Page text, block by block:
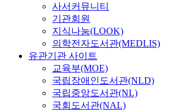
사서커뮤니티
기관회원
지식나눔(LOOK)
의학전자도서관(MEDLIS)
유관기관 사이트
교육부(MOE)
국립장애인도서관(NLD)
국립중앙도서관(NL)
국회도서관(NAL)